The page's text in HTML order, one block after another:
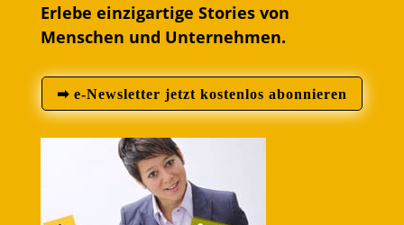
Erlebe einzigartige Stories von
Menschen und Unternehmen.
➡ e-Newsletter jetzt kostenlos abonnieren